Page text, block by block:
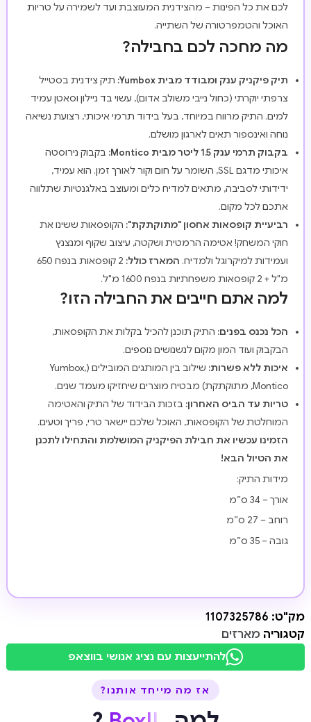
לכם את כל הפינות – מהצידנית המעוצבת ועד לשמירה על טריות
האוכל והטמפרטורה של השתייה.
מה מחכה לכם בחבילה?
תיק פיקניק ענק ומבודד מבית Yumbox:
תיק צידנית בסטייל
צרפתי יוקרתי (כחול נייבי משולב אדום), עשוי בד ניילון וסאטן עמיד
למים. התיק מרווח במיוחד, בעל בידוד תרמי איכותי, רצועת נשיאה
נוחה ואינספור תאים לארגון מושלם.
בקבוק תרמי ענק 1.5 ליטר מבית Montico:
בקבוק נירוסטה
איכותי מדגם SSL, השומר על חום וקור לאורך זמן. הוא עמיד,
ידידותי לסביבה, מתאים למדיח כלים ומעוצב באלגנטיות שתלווה
אתכם לכל מקום.
רביעיית קופסאות אחסון "מתוקתקת": הקופסאות ששינו את
חוקי המשחק! אטימה הרמטית ושקטה, עיצוב שקוף ומנצנץ
ועמידות למיקרוגל ולמדיח. המארז כולל:
2 קופסאות בנפח 650
מ"ל + 2 קופסאות משפחתיות בנפח 1600 מ"ל.
למה אתם חייבים את החבילה הזו?
הכל נכנס בפנים: התיק תוכנן להכיל בקלות את הקופסאות,
הבקבוק ועוד המון מקום לנשנושים נוספים.
איכות ללא פשרות:
שילוב בין המותגים המובילים (Yumbox,
Montico, מתוקתקת) מבטיח מוצרים שיחזיקו מעמד שנים.
טריות עד הביס האחרון: בזכות הבידוד של התיק והאטימה
המוחלטת של הקופסאות, האוכל שלכם יישאר טרי, פריך וטעים.
הזמינו עכשיו את חבילת הפיקניק המושלמת והתחילו לתכנן
את הטיול הבא!
מידות התיק:
אורך – 34 ס”מ
רוחב – 27 ס”מ
גובה – 35 ס”מ
מק"ט: 1107325786
קטגוריה מארזים
להתייעצות עם נציג אנושי בווצאפ
אז מה מייחד אותנו?